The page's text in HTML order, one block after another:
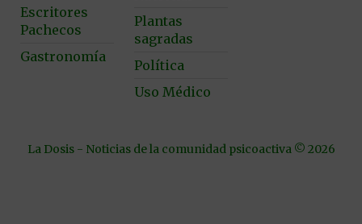
Escritores
Pachecos
Gastronomía
Plantas
sagradas
Política
Uso Médico
La Dosis - Noticias de la comunidad psicoactiva © 2026